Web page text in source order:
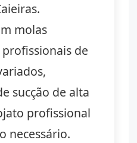
molas
de
sucção de alta
profissional
necessário.